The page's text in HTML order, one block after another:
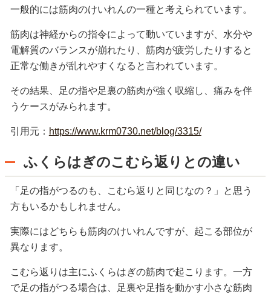
一般的には筋肉のけいれんの一種と考えられています。
筋肉は神経からの指令によって動いていますが、水分や
電解質のバランスが崩れたり、筋肉が疲労したりすると
正常な働きが乱れやすくなると言われています。
その結果、足の指や足裏の筋肉が強く収縮し、痛みを伴
うケースがみられます。
引用元： https://www.krm0730.net/blog/3315/
ふくらはぎのこむら返りとの違い
「足の指がつるのも、こむら返りと同じなの？」と思う
方もいるかもしれません。
実際にはどちらも筋肉のけいれんですが、起こる部位が
異なります。
こむら返りは主にふくらはぎの筋肉で起こります。一方
で足の指がつる場合は、足裏や足指を動かす小さな筋肉